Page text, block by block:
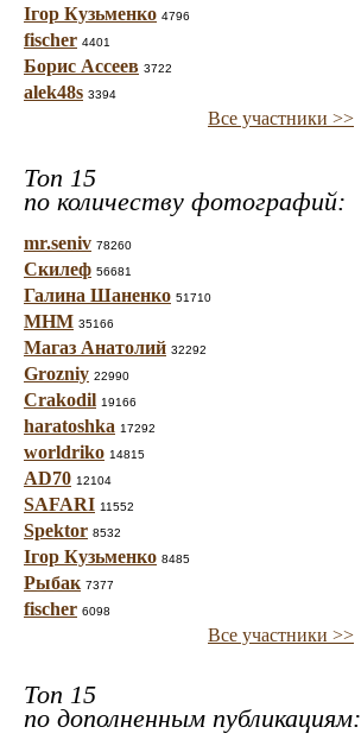
Ігор Кузьменко 4796
fischer 4401
Борис Ассеев 3722
alek48s 3394
Все участники >>
Топ 15
по количеству фотографий:
mr.seniv 78260
Скилеф 56681
Галина Шаненко 51710
МНМ 35166
Магаз Анатолий 32292
Grozniy 22990
Crakodil 19166
haratoshka 17292
worldriko 14815
AD70 12104
SAFARI 11552
Spektor 8532
Ігор Кузьменко 8485
Рыбак 7377
fischer 6098
Все участники >>
Топ 15
по дополненным публикациям: